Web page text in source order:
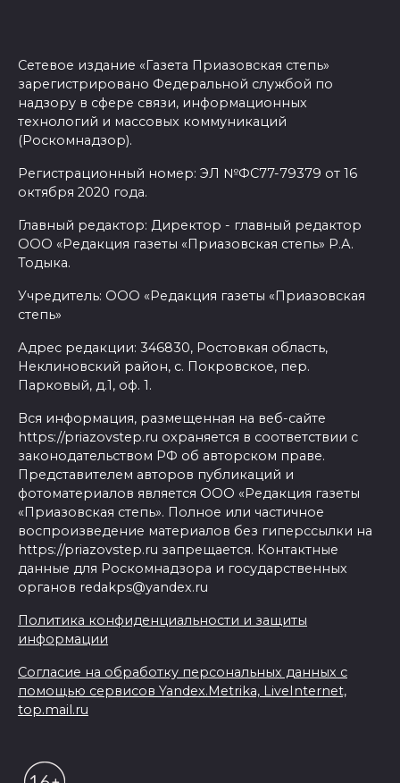
Сетевое издание «Газета Приазовская степь»
зарегистрировано Федеральной службой по
надзору в сфере связи, информационных
технологий и массовых коммуникаций
(Роскомнадзор).
Регистрационный номер: ЭЛ №ФС77-79379 от 16
октября 2020 года.
Главный редактор: Директор - главный редактор
ООО «Редакция газеты «Приазовская степь» Р.А.
Тодыка.
Учредитель: ООО «Редакция газеты «Приазовская
степь»
Адрес редакции: 346830, Ростовкая область,
Неклиновский район, с. Покровское, пер.
Парковый, д.1, оф. 1.
Вся информация, размещенная на веб-сайте
https://priazovstep.ru охраняется в соответствии с
законодательством РФ об авторском праве.
Представителем авторов публикаций и
фотоматериалов является ООО «Редакция газеты
«Приазовская степь». Полное или частичное
воспроизведение материалов без гиперссылки на
https://priazovstep.ru запрещается. Контактные
данные для Роскомнадзора и государственных
органов redakps@yandex.ru
Политика конфиденциальности и защиты
информации
Согласие на обработку персональных данных с
помощью сервисов Yandex.Metrika, LiveInternet,
top.mail.ru